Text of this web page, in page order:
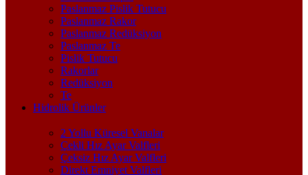
Paslanmaz Pislik Tutucu
Paslanmaz Rakor
Paslanmaz Redüksiyon
Paslanmaz Te
Pislik Tutucu
Rakorlar
Redüksiyon
Te
Hidrolik Ürünler
2 Yollu Küresel Vanalar
Çekli Hız Ayar Valfleri
Çeksiz Hız Ayar Valfleri
Direkt Emniyet Valfleri